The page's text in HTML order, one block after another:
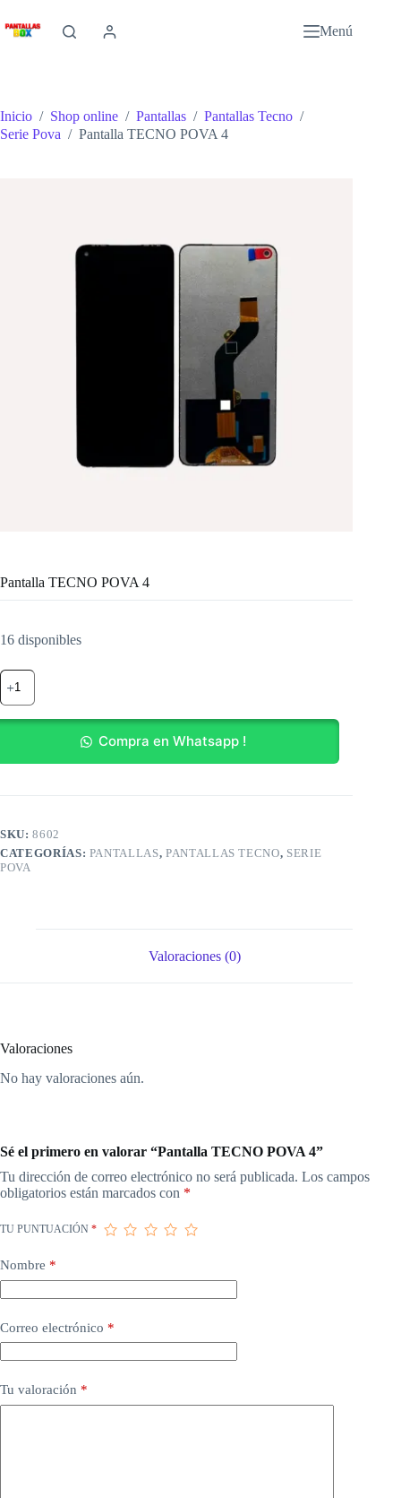
al
contenido
Menú
Inicio / Shop online / Pantallas / Pantallas Tecno /
Serie Pova / Pantalla TECNO POVA 4
Pantalla TECNO POVA 4
16 disponibles
Pantalla
TECNO
POVA
4
Compra en Whatsapp !
SKU:8602
CATEGORÍAS: PANTALLAS, PANTALLAS TECNO, SERIE
POVA
Valoraciones (0)
Valoraciones
No hay valoraciones aún.
Sé el primero en valorar “Pantalla TECNO POVA 4”
Tu dirección de correo electrónico no será publicada. Los campos
obligatorios están marcados con *
TU PUNTUACIÓN *
Nombre *
Correo electrónico *
Tu valoración *